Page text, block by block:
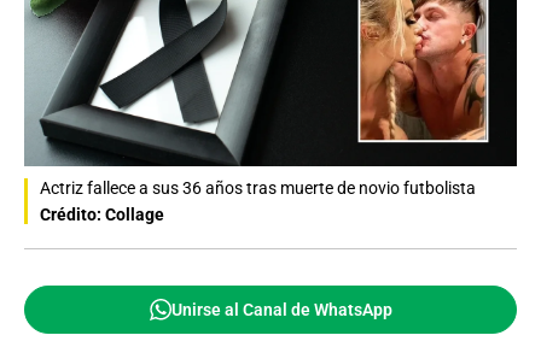
Actriz fallece a sus 36 años tras muerte de novio futbolista
Crédito: Collage
Unirse al Canal de WhatsApp